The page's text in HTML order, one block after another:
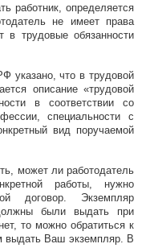
работник, определяется
не имеет права
в трудовые обязанности
указано, что в трудовой
описание «трудовой
в соответствии со
специальности с
вид поручаемой
может ли работодатель
работы, нужно
договор. Экземпляр
были выдать при
то можно обратиться к
выдать Ваш экземпляр. В